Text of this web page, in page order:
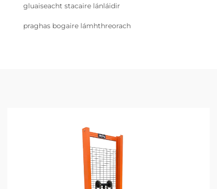
gluaiseacht stacaire lánláidir
praghas bogaire lámhthreorach